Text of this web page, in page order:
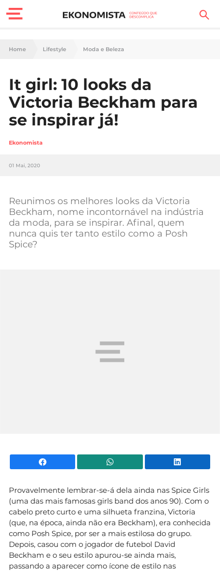
Finanças Pessoais
Carreira
Casa
Lifestyle
Sociedade
Negócios
Mundial 2026
Home Lifestyle Moda e Beleza
It girl: 10 looks da
Victoria Beckham para
se inspirar já!
Ekonomista
01 Mai, 2020
Reunimos os melhores looks da Victoria
Beckham, nome incontornável na indústria
da moda, para se inspirar. Afinal, quem
nunca quis ter tanto estilo como a Posh
Spice?
Facebook WhatsApp
Provavelmente lembrar-se-á dela ainda nas Spice Girls
(uma das mais famosas girls band dos anos 90). Com o
cabelo preto curto e uma silhueta franzina, Victoria
(que, na época, ainda não era Beckham), era conhecida
como Posh Spice, por ser a mais estilosa do grupo.
Depois, casou com o jogador de futebol David
Beckham e o seu estilo apurou-se ainda mais,
passando a aparecer como ícone de estilo nas